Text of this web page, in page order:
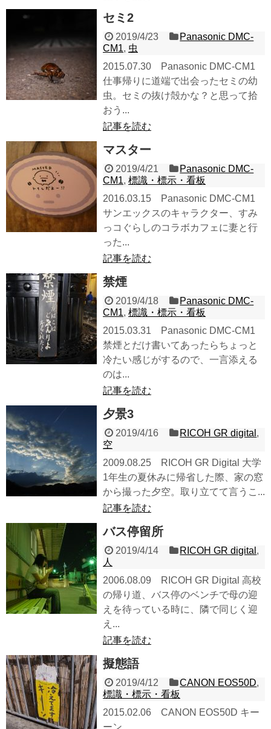
セミ2
2019/4/23
Panasonic DMC-
CM1, 虫
2015.07.30 Panasonic DMC-CM1
仕事帰りに道端で出会ったセミの幼
虫。セミの抜け殻かな？と思って拾
おう...
記事を読む
マスター
2019/4/21
Panasonic DMC-
CM1, 標識・標示・看板
2016.03.15 Panasonic DMC-CM1
サンエックスのキャラクター、すみ
っコぐらしのコラボカフェに妻と行
った...
記事を読む
禁煙
2019/4/18
Panasonic DMC-
CM1, 標識・標示・看板
2015.03.31 Panasonic DMC-CM1
禁煙とだけ書いてあったらちょっと
冷たい感じがするので、一言添える
のは...
記事を読む
夕景3
2019/4/16 RICOH GR digital ,
空
2009.08.25 RICOH GR Digital 大学
1年生の夏休みに帰省した際、家の窓
から撮った夕空。取り立てて言うこ...
記事を読む
バス停留所
2019/4/14 RICOH GR digital ,
人
2006.08.09 RICOH GR Digital 高校
の帰り道、バス停のベンチで母の迎
えを待っている時に、隣で同じく迎
え...
記事を読む
擬態語
2019/4/12 CANON EOS50D,
標識・標示・看板
2015.02.06 CANON EOS50D キー
ーン